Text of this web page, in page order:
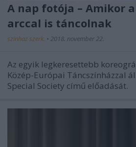
A nap fotója – Amikor
arccal is táncolnak
szinhaz szerk. • 2018. november 22.
Az egyik legkeresettebb
Közép-Európai Táncszínházzal
Special Society című előadását.